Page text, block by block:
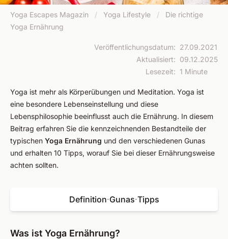
Yoga Escapes Magazin / Yoga Lifestyle /
Die richtige
Yoga Ernährung
Veröffentlichungsdatum: 27.09.2021
Aktualisiert: 09.12.2025
Lesezeit: 1 Minute
Yoga ist mehr als Körperübungen und Meditation. Yoga ist
eine besondere Lebenseinstellung und diese
Lebensphilosophie beeinflusst auch die Ernährung. In diesem
Beitrag erfahren Sie die kennzeichnenden Bestandteile der
typischen Yoga Ernährung und den verschiedenen Gunas
und erhalten 10 Tipps, worauf Sie bei dieser Ernährungsweise
achten sollten.
Definition·Gunas·Tipps
Was ist Yoga Ernährung?